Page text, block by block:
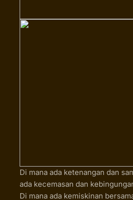
Di mana ada ketenangan dan
ada kecemasan dan
Di mana ada kemiskinan